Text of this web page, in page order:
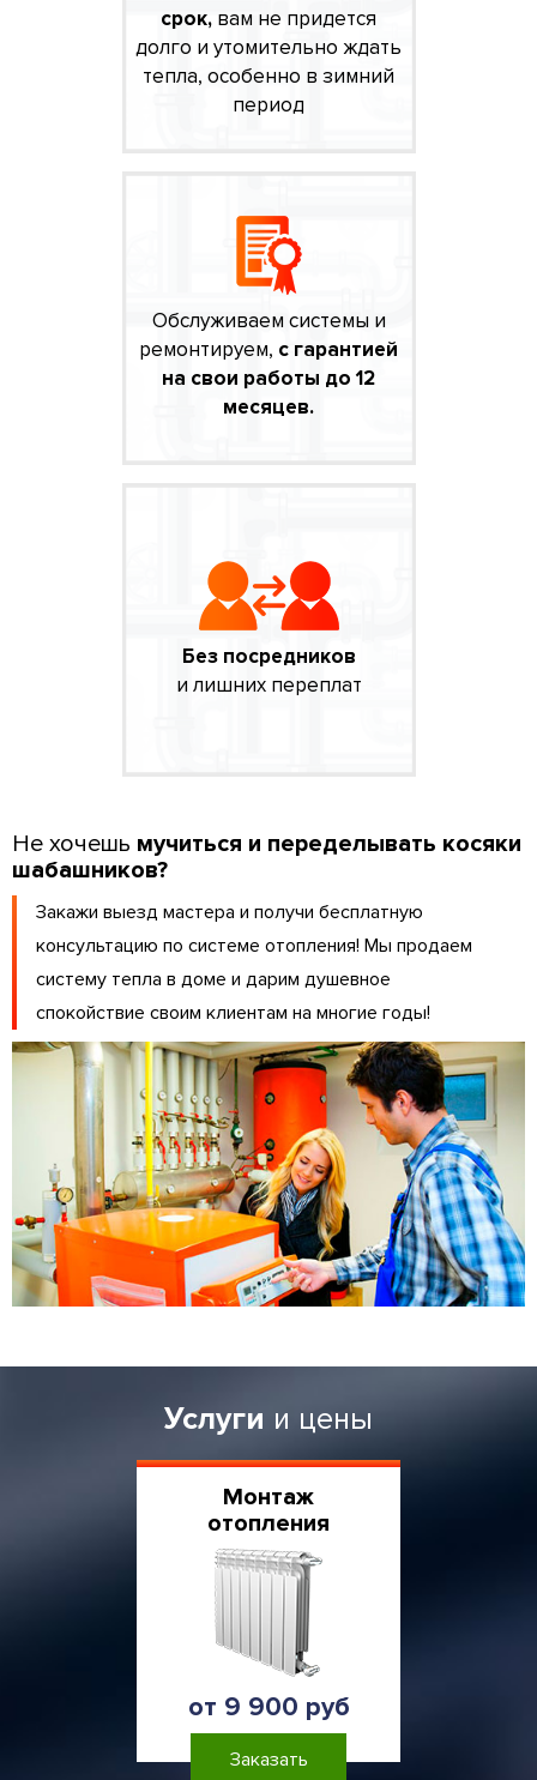
срок, вам не придется
долго и утомительно ждать
тепла, особенно в зимний
период
Обслуживаем системы и
ремонтируем, с гарантией
на свои работы до 12
месяцев.
Без посредников
и лишних переплат
Не хочешь мучиться и переделывать косяки
шабашников?
Закажи выезд мастера и получи бесплатную
консультацию по системе отопления! Мы продаем
систему тепла в доме и дарим душевное
спокойствие своим клиентам на многие годы!
Услуги и цены
Монтаж
отопления
от 9 900 руб
Заказать